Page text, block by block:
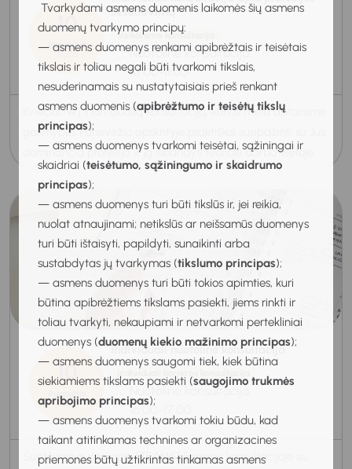
Tvarkydami asmens duomenis laikomės šių asmens
duomenų tvarkymo principų:
— asmens duomenys renkami apibrėžtais ir teisėtais
tikslais ir toliau negali būti tvarkomi tikslais,
nesuderinamais su nustatytaisiais prieš renkant
asmens duomenis (apibrėžtumo ir teisėtų tikslų
principas);
— asmens duomenys tvarkomi teisėtai, sąžiningai ir
skaidriai (teisėtumo, sąžiningumo ir skaidrumo
principas);
— asmens duomenys turi būti tikslūs ir, jei reikia,
nuolat atnaujinami; netikslūs ar neišsamūs duomenys
turi būti ištaisyti, papildyti, sunaikinti arba
sustabdytas jų tvarkymas (tikslumo principas);
— asmens duomenys turi būti tokios apimties, kuri
būtina apibrėžtiems tikslams pasiekti, jiems rinkti ir
toliau tvarkyti, nekaupiami ir netvarkomi pertekliniai
duomenys (duomenų kiekio mažinimo principas);
— asmens duomenys saugomi tiek, kiek būtina
siekiamiems tikslams pasiekti (saugojimo trukmės
apribojimo principas);
— asmens duomenys tvarkomi tokiu būdu, kad
taikant atitinkamas technines ar organizacines
priemones būtų užtikrintas tinkamas asmens
10
Rugpjūtis
2026
šešėliavimą
Veiklinimo konsultacija
Nuotolinė konsultacija
10:00-11:00
Kviečiame į individualią konsultaciją, kurios metu aptarsime
galimybes Panevėžio apskrityje praktiškai susipažinti su Jus
dominančia profesija ir ją išbandyti realioje darbo vietoje.
10
Rugpjūtis
2026
Individuali nuotolinė konsultacija
Individuali karjeros konsultacija
Nuotolinė konsultacija
16:00-17:00
Susitikime nuotolinėje (TEAMS) karjeros konsultacijoje su